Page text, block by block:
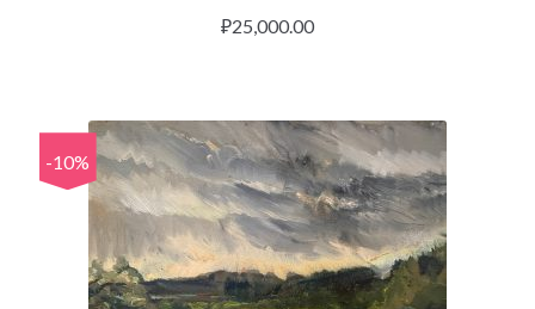
₽25,000.00
-10%